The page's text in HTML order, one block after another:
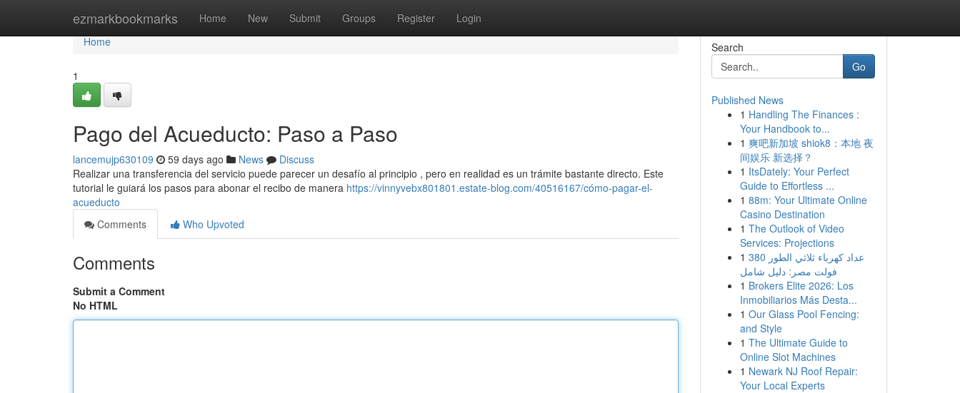
ezmarkbookmarks Home New Submit Groups Register Login
Home
Home
1
Pago del Acueducto: Paso a Paso
lancemujp630109 59 days ago News
Discuss
Realizar una transferencia del servicio puede parecer un desafío al principio , pero en realidad es un trámite bastante directo. Este
tutorial le guiará los pasos para abonar el recibo de manera https://vinnyvebx801801.estate-blog.com/40516167/cómo-pagar-el-
acueducto
Comments
Who Upvoted
Comments
Submit a Comment
No HTML
Search
Go
Published News
1 Handling The Finances :
Your Handbook to...
1 爽吧新加坡 shiok8：本地 夜
间娱乐 新选择？
1 ItsDately: Your Perfect
Guide to Effortless ...
1 88m: Your Ultimate Online
Casino Destination
1 The Outlook of Video
Services: Projections
1 عداد كهرباء ثلاثي الطور 380
فولت مصر: دليل شامل
1 Brokers Elite 2026: Los
Inmobiliarios Más Desta...
1 Our Glass Pool Fencing:
and Style
1 The Ultimate Guide to
Online Slot Machines
1 Newark NJ Roof Repair:
Your Local Experts